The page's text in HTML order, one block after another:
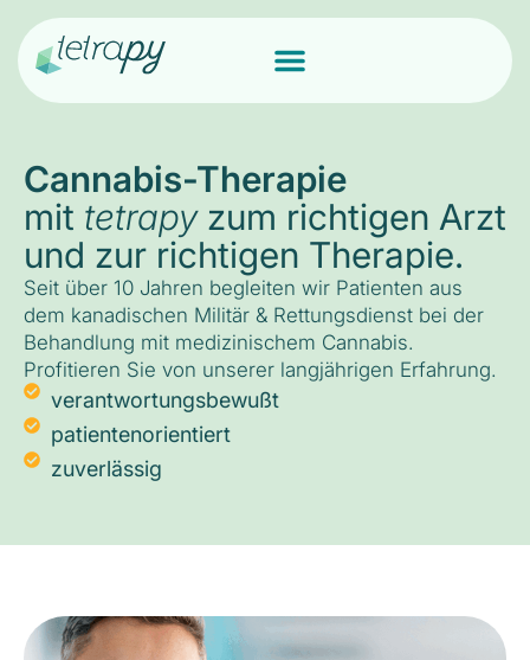
Cannabis-Therapie
mit tetrapyzum richtigen Arzt
und zur richtigen Therapie.
Seit über 10 Jahren begleiten wir Patienten aus
dem kanadischen Militär & Rettungsdienst bei der
Behandlung mit medizinischem Cannabis.
Profitieren Sie von unserer langjährigen Erfahrung.
verantwortungsbewußt
patientenorientiert
zuverlässig